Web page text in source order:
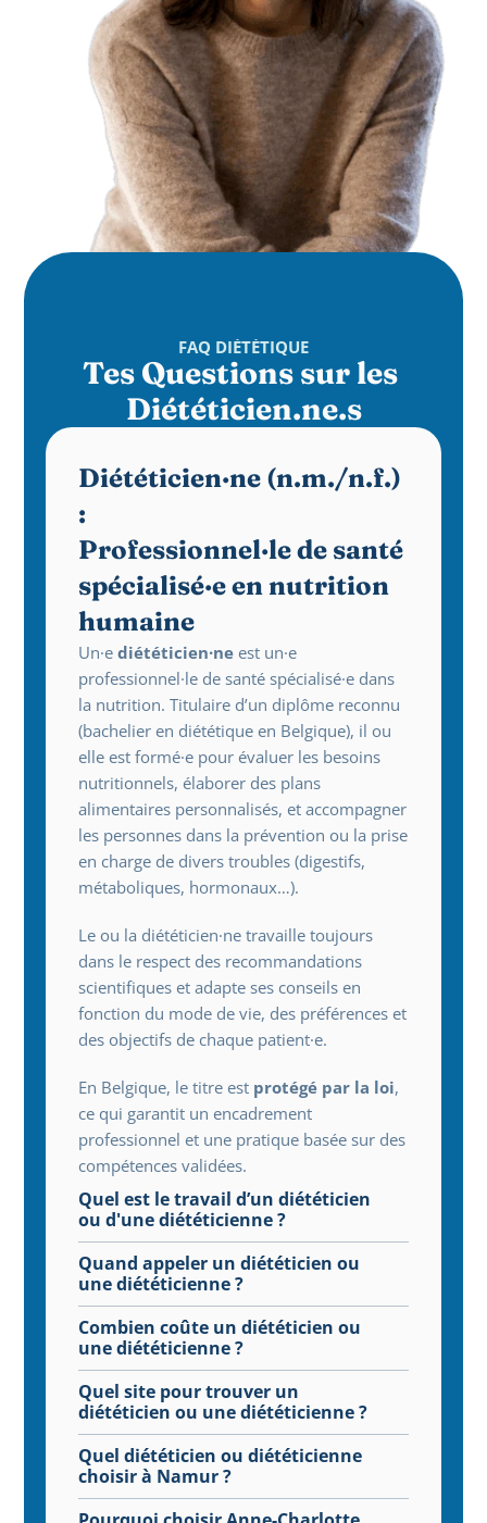
FAQ DIÉTÉTIQUE
Tes Questions sur les
Diététicien.ne.s
Diététicien·ne (n.m./n.f.)
:
Professionnel·le de santé
spécialisé·e en nutrition
humaine
Un·e diététicien·ne est un·e
professionnel·le de santé spécialisé·e dans
la nutrition. Titulaire d’un diplôme reconnu
(bachelier en diététique en Belgique), il ou
elle est formé·e pour évaluer les besoins
nutritionnels, élaborer des plans
alimentaires personnalisés, et accompagner
les personnes dans la prévention ou la prise
en charge de divers troubles (digestifs,
métaboliques, hormonaux…).
Le ou la diététicien·ne travaille toujours
dans le respect des recommandations
scientifiques et adapte ses conseils en
fonction du mode de vie, des préférences et
des objectifs de chaque patient·e.
En Belgique, le titre est protégé par la loi,
ce qui garantit un encadrement
professionnel et une pratique basée sur des
compétences validées.
Quel est le travail d’un diététicien
ou d'une diététicienne ?
Quand appeler un diététicien ou
une diététicienne ?
Combien coûte un diététicien ou
une diététicienne ?
Quel site pour trouver un
diététicien ou une diététicienne ?
Quel diététicien ou diététicienne
choisir à Namur ?